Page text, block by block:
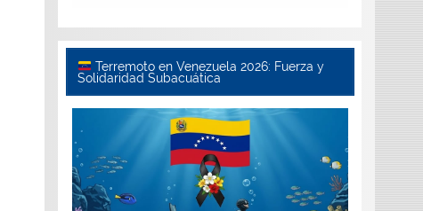
Terremoto en Venezuela 2026: Fuerza y
Solidaridad Subacuática